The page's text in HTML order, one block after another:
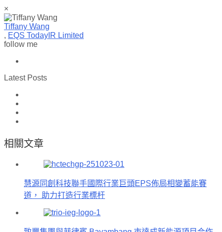
×
Tiffany Wang
, EQS TodayIR Limited
follow me
Latest Posts
相關文章
慧源同創科技聯手國際行業巨頭EPS佈局相變蓄能賽
道， 助力打造行業標杆